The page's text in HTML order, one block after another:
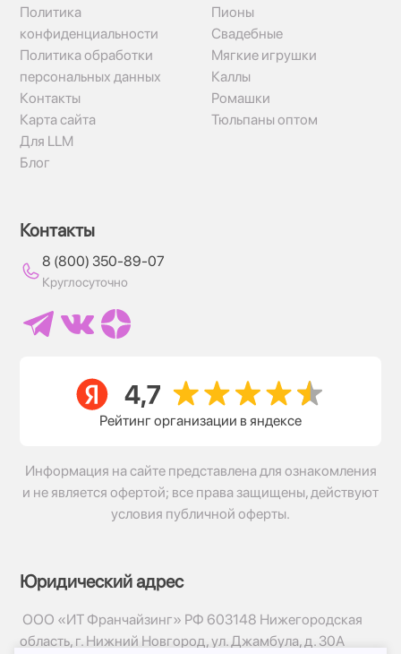
Политика
конфиденциальности
Политика обработки
персональных данных
Контакты
Карта сайта
Для LLM
Блог
Пионы
Свадебные
Мягкие игрушки
Каллы
Ромашки
Тюльпаны оптом
Контакты
8 (800) 350-89-07
Круглосуточно
Рейтинг организации в яндексе
Информация на сайте представлена для ознакомления
и не является офертой; все права защищены, действуют
условия публичной оферты.
Юридический адрес
ООО «ИТ Франчайзинг» РФ 603148 Нижегородская
область, г. Нижний Новгород, ул. Джамбула, д. 30А